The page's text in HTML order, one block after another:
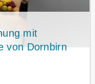
mit
von Dornbirn